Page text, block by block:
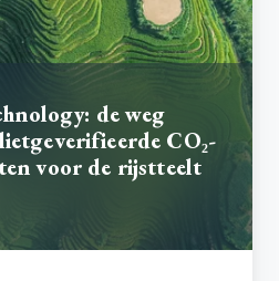
de weg
CO₂-
voor de rijstteelt